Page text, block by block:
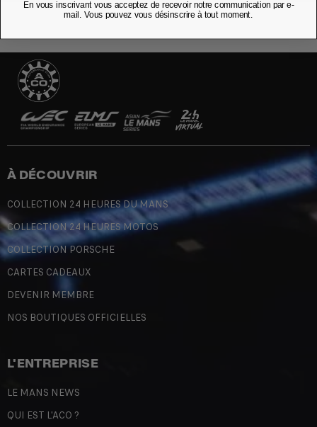
À DÉCOUVRIR
COLLECTION 24 HEURES DU MANS
COLLECTION 24 HEURES MOTOS
COLLECTION PORSCHE
CARTES CADEAUX
DEVENIR MEMBRE
NOS BOUTIQUES OFFICIELLES
L'ENTREPRISE
LE MANS NEWS
QUI EST L'ACO ?
En vous inscrivant vous acceptez de recevoir notre communication par e-
mail. Vous pouvez vous désinscrire à tout moment.